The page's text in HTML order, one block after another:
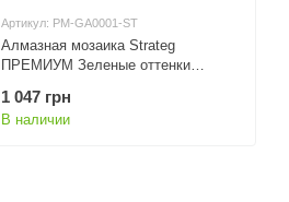
Артикул: PM-GA0001-ST
Алмазная мозаика Strateg
ПРЕМИУМ Зеленые оттенки
1 047 грн
В наличии